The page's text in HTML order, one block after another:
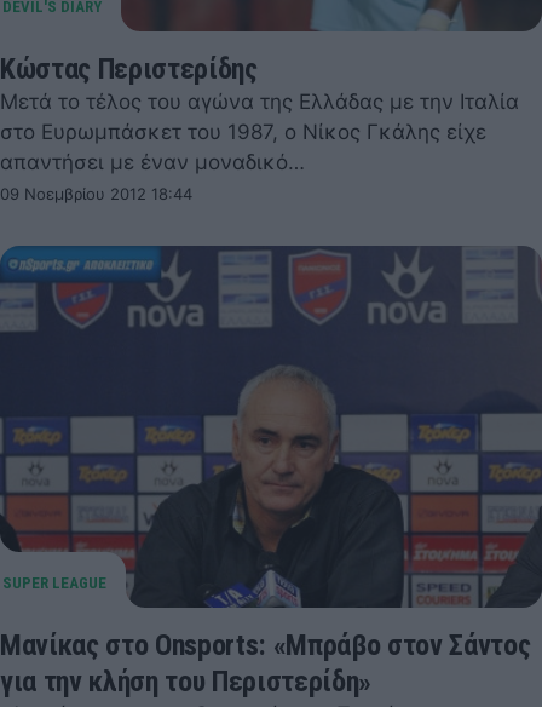
Κώστας Περιστερίδης
Mετά το τέλος του αγώνα της Ελλάδας με την Ιταλία
στο Ευρωμπάσκετ του 1987, ο Νίκος Γκάλης είχε
απαντήσει με έναν μοναδικό…
09 Νοεμβρίου 2012 18:44
Μανίκας στο Onsports: «Mπράβο στον Σάντος
για την κλήση του Περιστερίδη»